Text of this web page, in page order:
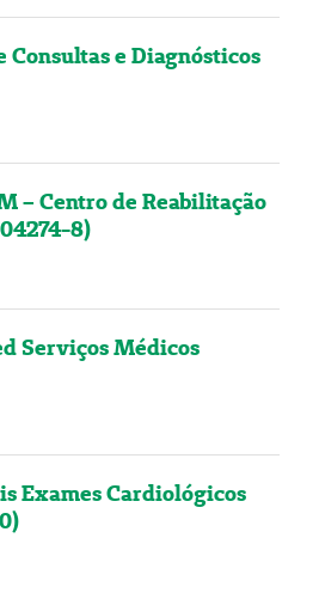
e Diagnósticos
– Centro de Reabilitação
8)
Serviços Médicos
Exames Cardiológicos